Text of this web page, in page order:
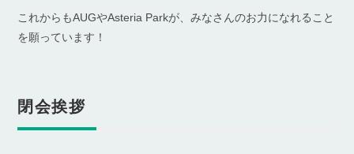
これからもAUGやAsteria Parkが、みなさんのお力になれること
を願っています！
閉会挨拶